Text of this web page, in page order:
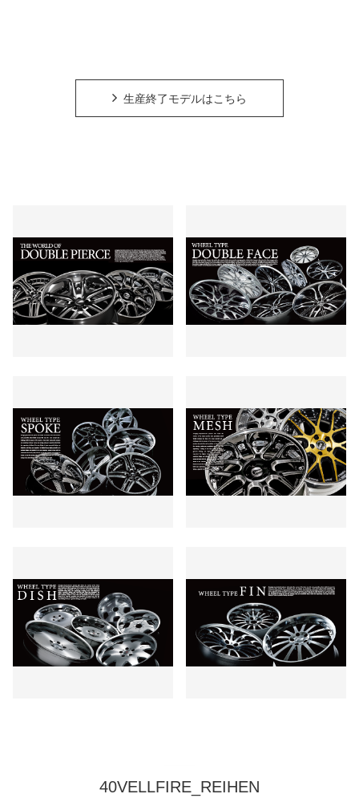
生産終了モデルはこちら
40VELLFIRE_REIHEN